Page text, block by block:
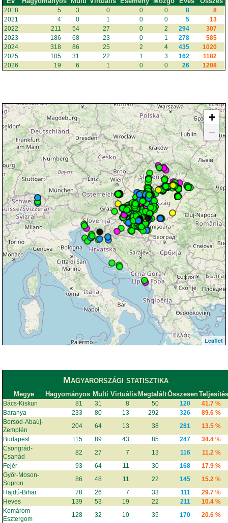
2018 5 3 0 0 0 8
8
2021
4 0 1 0 0 5
13
2022
211 54 27 0 2 294
307
2023
186 68 23 0 1 278
585
2024
318 86 25 2 4 435
1020
2025
105 31 22 1 3 162
1182
2026
19 6 1 0 0 26 1208
+
−
Leaflet
Magyarországi statisztika
Megye Hagyományos Multi VirtuálisMegtaláltÖsszesen
Bács-Kiskun 81 31 8 50 120
41.7 %
Baranya
233 80 13 292 326
89.6 %
Borsod-Abaúj-
Zemplén
204 64 13 38 281
13.5 %
Budapest
115 89 43 85 247
34.4 %
Csongrád-
Csanád
82 27 7 13 116
11.2 %
Fejér
93 64 11 30 168
17.9 %
Győr-Moson-
Sopron
86 48 11 22 145
15.2 %
Hajdú-Bihar
78 26 7 33 111
29.7 %
Heves
139 53 19 22 211
10.4 %
Komárom-
Esztergom
128 32 10 35 170
20.6 %